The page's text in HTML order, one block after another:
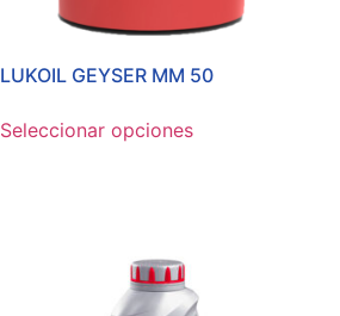
LUKOIL GEYSER MM 50
Seleccionar opciones